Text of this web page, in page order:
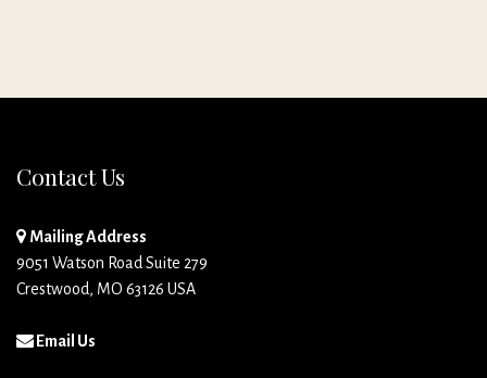
Contact Us
Mailing Address
9051 Watson Road Suite 279
Crestwood, MO 63126 USA
Email Us